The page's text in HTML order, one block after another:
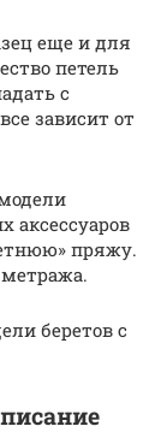
еще и для
петель
с
зависит от
аксессуаров
пряжу.
беретов с